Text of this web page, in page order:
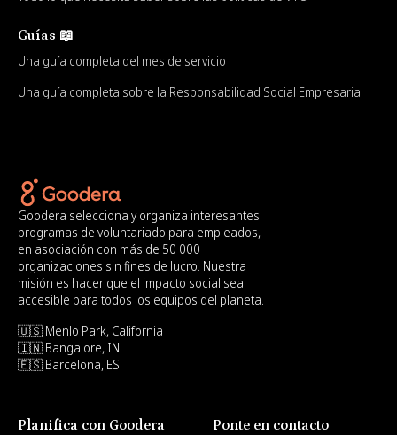
Guías 📖
Una guía completa del mes de servicio
Una guía completa sobre la Responsabilidad Social Empresarial
Goodera selecciona y organiza interesantes
programas de voluntariado para empleados,
en asociación con más de 50 000
organizaciones sin fines de lucro. Nuestra
misión es hacer que el impacto social sea
accesible para todos los equipos del planeta.
🇺🇸 Menlo Park, California
🇮🇳 Bangalore, IN
🇪🇸 Barcelona, ES
Planifica con Goodera Ponte en contacto